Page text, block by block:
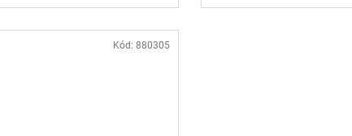
Kód:880305